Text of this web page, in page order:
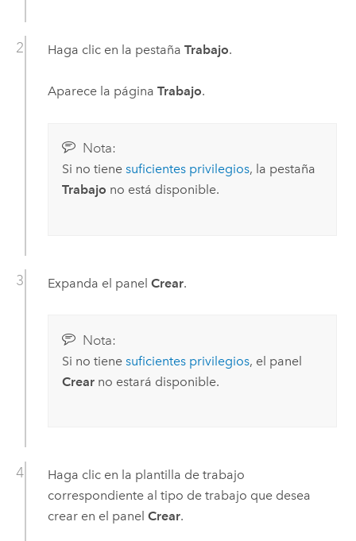
Haga clic en la pestaña Trabajo.
Aparece la página Trabajo.
Nota:
Si no tiene suficientes privilegios, la pestaña
Trabajo no está disponible.
Expanda el panel Crear.
Nota:
Si no tiene suficientes privilegios, el panel
Crearno estará disponible.
Haga clic en la plantilla de trabajo
correspondiente al tipo de trabajo que desea
crear en el panel Crear.